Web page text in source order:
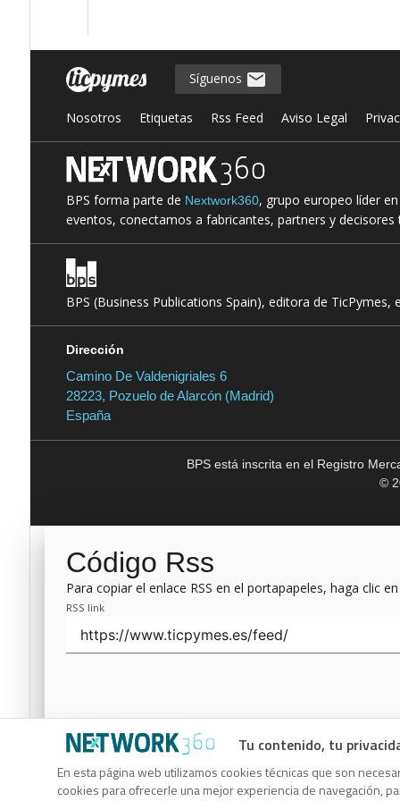
Tu contenido, tu
En esta página web utilizamos cookies técnicas que son
cookies para ofrecerle una mejor experiencia de navegación,
Síguenos
Nosotros Etiquetas Rss Feed Aviso Legal
BPS forma parte de Nextwork360, grupo europeo líder
eventos, conectamos a fabricantes, partners y
BPS (Business Publications Spain), editora de
Dirección
Camino De Valdenigriales 6
28223, Pozuelo de Alarcón (Madrid)
España
BPS está inscrita en el Registro
©
Código Rss
Para copiar el enlace RSS en el portapapeles, haga clic
RSS link
Código Rss